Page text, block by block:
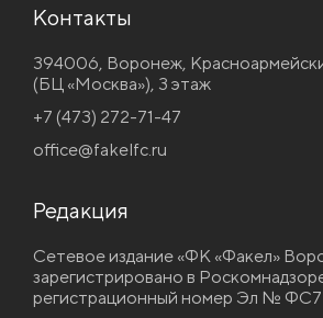
Контакты
394006, Воронеж,
(БЦ «Москва»), 3 этаж
+7 (473) 272-71-47
office@fakelfc.ru
Редакция
Сетевое издание «ФК «Факел»
зарегистрировано в
регистрационный номер Эл №